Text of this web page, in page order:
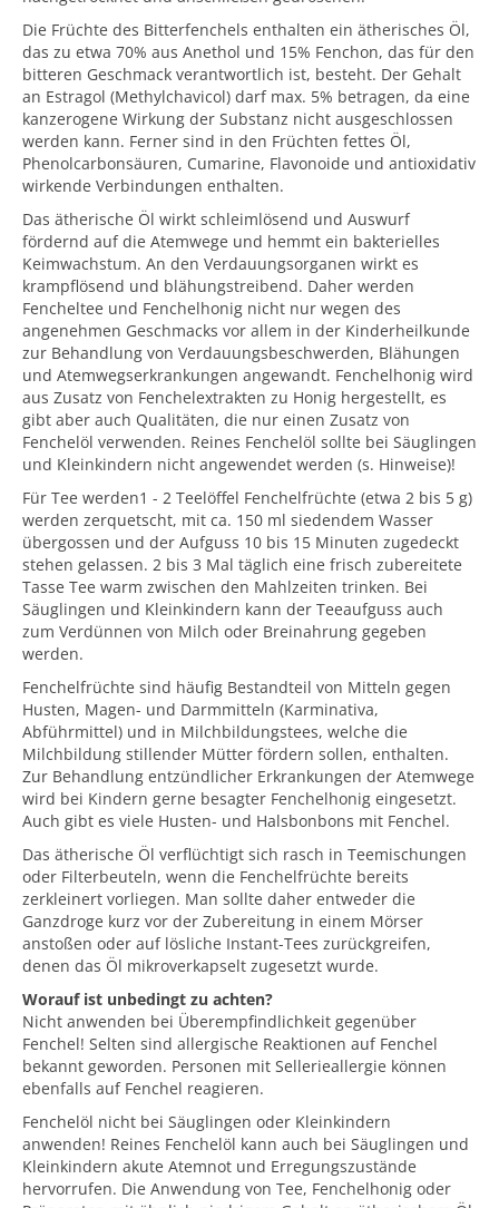
Die Früchte des Bitterfenchels enthalten ein ätherisches Öl,
das zu etwa 70% aus Anethol und 15% Fenchon, das für den
bitteren Geschmack verantwortlich ist, besteht. Der Gehalt
an Estragol (Methylchavicol) darf max. 5% betragen, da eine
kanzerogene Wirkung der Substanz nicht ausgeschlossen
werden kann. Ferner sind in den Früchten fettes Öl,
Phenolcarbonsäuren, Cumarine, Flavonoide und antioxidativ
wirkende Verbindungen enthalten.
Das ätherische Öl wirkt schleimlösend und Auswurf
fördernd auf die Atemwege und hemmt ein bakterielles
Keimwachstum. An den Verdauungsorganen wirkt es
krampflösend und blähungstreibend. Daher werden
Fencheltee und Fenchelhonig nicht nur wegen des
angenehmen Geschmacks vor allem in der Kinderheilkunde
zur Behandlung von Verdauungsbeschwerden, Blähungen
und Atemwegserkrankungen angewandt. Fenchelhonig wird
aus Zusatz von Fenchelextrakten zu Honig hergestellt, es
gibt aber auch Qualitäten, die nur einen Zusatz von
Fenchelöl verwenden. Reines Fenchelöl sollte bei Säuglingen
und Kleinkindern nicht angewendet werden (s. Hinweise)!
Für Tee werden1 - 2 Teelöffel Fenchelfrüchte (etwa 2 bis 5 g)
werden zerquetscht, mit ca. 150 ml siedendem Wasser
übergossen und der Aufguss 10 bis 15 Minuten zugedeckt
stehen gelassen. 2 bis 3 Mal täglich eine frisch zubereitete
Tasse Tee warm zwischen den Mahlzeiten trinken. Bei
Säuglingen und Kleinkindern kann der Teeaufguss auch
zum Verdünnen von Milch oder Breinahrung gegeben
werden.
Fenchelfrüchte sind häufig Bestandteil von Mitteln gegen
Husten, Magen- und Darmmitteln (Karminativa,
Abführmittel) und in Milchbildungstees, welche die
Milchbildung stillender Mütter fördern sollen, enthalten.
Zur Behandlung entzündlicher Erkrankungen der Atemwege
wird bei Kindern gerne besagter Fenchelhonig eingesetzt.
Auch gibt es viele Husten- und Halsbonbons mit Fenchel.
Das ätherische Öl verflüchtigt sich rasch in Teemischungen
oder Filterbeuteln, wenn die Fenchelfrüchte bereits
zerkleinert vorliegen. Man sollte daher entweder die
Ganzdroge kurz vor der Zubereitung in einem Mörser
anstoßen oder auf lösliche Instant-Tees zurückgreifen,
denen das Öl mikroverkapselt zugesetzt wurde.
Worauf ist unbedingt zu achten?
Nicht anwenden bei Überempfindlichkeit gegenüber
Fenchel! Selten sind allergische Reaktionen auf Fenchel
bekannt geworden. Personen mit Sellerieallergie können
ebenfalls auf Fenchel reagieren.
Fenchelöl nicht bei Säuglingen oder Kleinkindern
anwenden! Reines Fenchelöl kann auch bei Säuglingen und
Kleinkindern akute Atemnot und Erregungszustände
hervorrufen. Die Anwendung von Tee, Fenchelhonig oder